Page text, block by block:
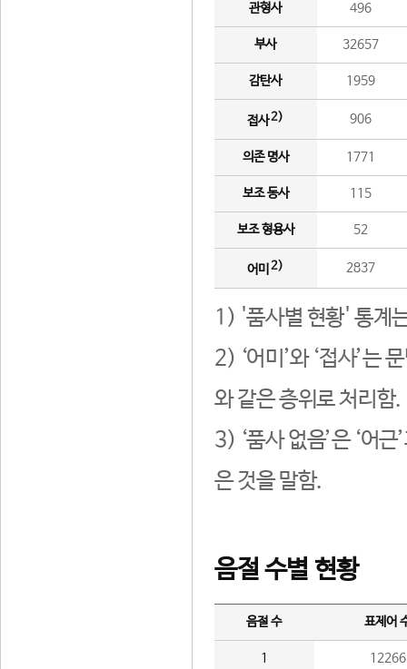
관형사 496
부사 32657
감탄사 1959
접사2) 906
의존 명사 1771
보조 동사 115
보조 형용사 52
어미 2) 2837
1) '품사별 현황' 통계
2) ‘어미’와 ‘접사’는
와 같은 층위로 처리함.
3) ‘품사 없음’은 ‘어
은 것을 말함.
음절 수별 현황
음절 수 표제어
1 12266